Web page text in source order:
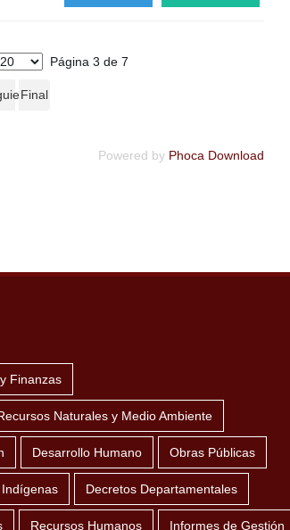
Página 3 de 7
Final
Powered by Phoca Download
Finanzas
Naturales y Medio Ambiente
Desarrollo Humano Obras Públicas
Decretos Departamentales
Recursos Humanos Informes de Gestión